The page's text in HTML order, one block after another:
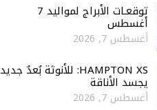
توقعـات الأبراج لمواليد 7
أغسطس
أغسطس 7, 2026
HAMPTON XS: للأنوثة بُعدٌ جديد
يجسد الأناقة
أغسطس 7, 2026